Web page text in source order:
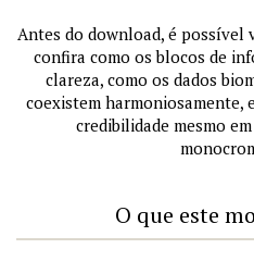
Antes do download, é
confira como os blocos de
clareza, como os dados
coexistem harmoniosamente,
credibilidade mesmo
O que este